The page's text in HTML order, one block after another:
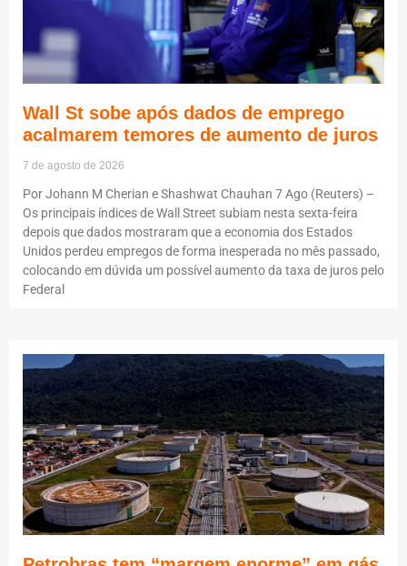
Wall St sobe após dados de emprego
acalmarem temores de aumento de juros
7 de agosto de 2026
Por Johann M Cherian e Shashwat Chauhan 7 Ago (Reuters) –
Os principais índices de Wall Street subiam nesta sexta-feira
depois que dados mostraram que a economia dos Estados
Unidos perdeu empregos de forma inesperada no mês passado,
colocando em dúvida um possível aumento da taxa de juros pelo
Federal